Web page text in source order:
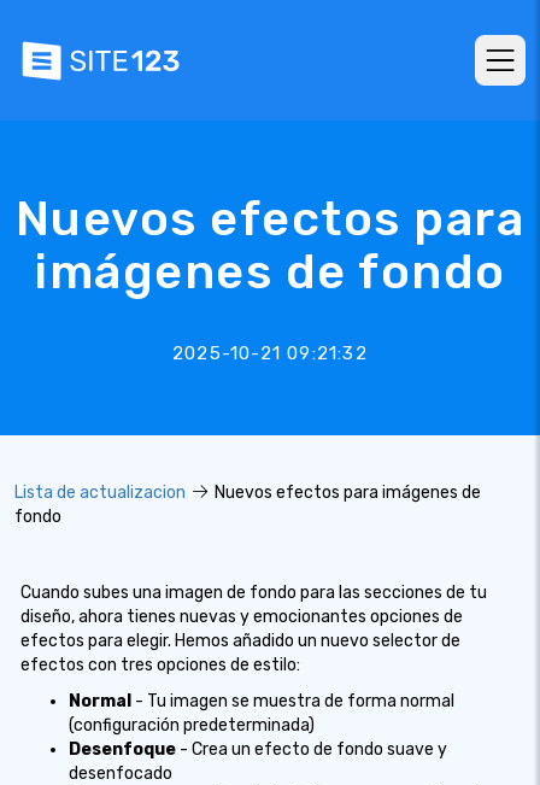
Nuevos efectos para
imágenes de fondo
2025-10-21 09:21:32
Lista de actualizacion
Nuevos efectos para imágenes de
fondo
Cuando subes una imagen de fondo para las secciones de tu
diseño, ahora tienes nuevas y emocionantes opciones de
efectos para elegir. Hemos añadido un nuevo selector de
efectos con tres opciones de estilo:
Normal - Tu imagen se muestra de forma normal
(configuración predeterminada)
Desenfoque - Crea un efecto de fondo suave y
desenfocado